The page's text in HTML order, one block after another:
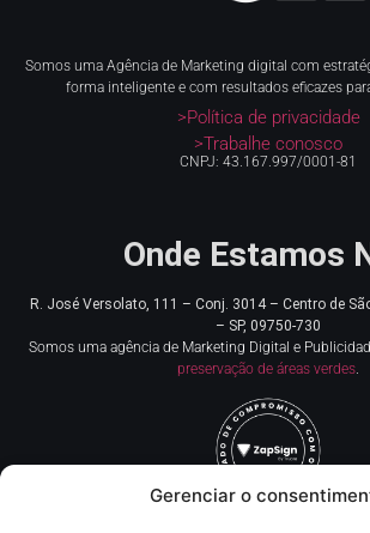
Gerenciar o
Somos uma Agência de Marketing digital com
forma inteligente e com resultados eficazes
>Política de privacidade
>Trabalhe conosco
CNPJ: 43.167.997/0001-81
Onde Estamos
R. José Versolato, 111 – Conj. 3014 – Centro de
– SP, 09750-730
Somos uma agência de Marketing Digital e
preservação de áreas verdes.